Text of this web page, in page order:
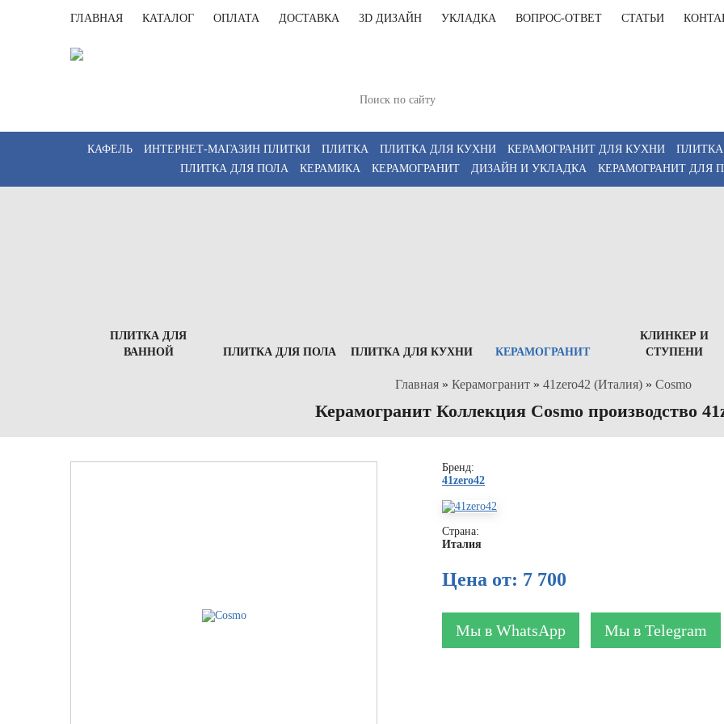
ГЛАВНАЯ КАТАЛОГ ОПЛАТА ДОСТАВКА 3D ДИЗАЙН УКЛАДКА ВОПРОС-ОТВЕТ СТАТЬИ
КАФЕЛЬ ИНТЕРНЕТ-МАГАЗИН ПЛИТКИ ПЛИТКА ПЛИТКА ДЛЯ КУХНИ КЕРАМОГРАНИТ ДЛЯ КУХНИ
ПЛИТКА ДЛЯ ПОЛА
КЕРАМИКА КЕРАМОГРАНИТ ДИЗАЙН И УКЛАДКА КЕРАМОГРАНИТ ДЛЯ
ПЛИТКА ДЛЯ
ВАННОЙ
ПЛИТКА ДЛЯ ПОЛА ПЛИТКА ДЛЯ КУХНИ КЕРАМОГРАНИТ
КЛИНКЕР И
СТУПЕНИ
Главная » Керамогранит » 41zero42 (Италия) » Cosmo
Керамогранит Коллекция Cosmo производство
Бренд:
41zero42
Страна:
Италия
Цена от: 7 700
Мы в WhatsApp Мы в Telegram